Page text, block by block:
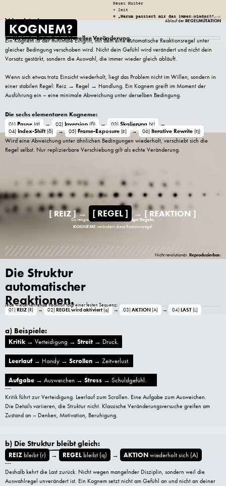
Neues Muster
+ Zeit
= „Warum passiert mir das immer wieder?“
Ablauf derREGELMUTATION
→ Anwendungsbeispiel
Was ist ein
KOGNEM?
►Kleinste Einheit struktureller Veränderung.
Ein Kognem ist der minimale Eingriff, mit dem eine automatische Reaktionsregel unter
gleicher Bedingung verschoben wird. Nicht dein Gefühl wird verändert und nicht dein
Vorsatz gestärkt, sondern die Auswahl, die immer wieder gleich abläuft.
Wenn sich etwas trotz Einsicht wiederholt, liegt das Problem nicht im Willen, sondern in
einer stabilen Regel: Reiz → Regel → Handlung. Ein Kognem greift im Moment der
Ausführung ein – eine minimale Abweichung unter derselben Bedingung.
Die sechs elementaren Kogneme:
01) Pause (α) → 02) Inversion (β) → 03) Skalierung (γ) →
04) Index-Shift(δ) → 05) Frame-Exposure (ε) → 06) Iterative Rewrite (η)
Wird eine Abweichung unter ähnlichen Bedingungen wiederholt, verschiebt sich die
Regel selbst. Nur replizierbare Verschiebung gilt als echte Veränderung.
[ REIZ ]→ [ REGEL ] → [ REAKTION ]
Du reagierst nicht auf Reize.
Du folgst Regeln.
KOGNEME verändern diese Reaktionsregel.
Nicht revolutionär. Reproduzierbar.
Die Struktur
automatischer
Reaktionen.
Jede wiederkehrende Reaktion folgt einer festen Sequenz:
01)REIZ(R) → 02)REGEL wird aktiviert(q) → 03)AKTION(A) → 04)LAST(L)
a) Beispiele:
Kritik → Verteidigung → Streit → Druck.
Leerlauf→ Handy → Scrollen → Zeitverlust.
Aufgabe → Ausweichen → Stress → Schuldgefühl.
---
Kritik führt zur Verteidigung. Leerlauf zum Scrollen. Eine Aufgabe zum Ausweichen.
Die Details variieren, die Struktur nicht. Klassische Veränderungsversuche greifen am
Zustand an – Denken, Motivation, Beruhigung.
b) Die Struktur bleibt gleich:
REIZ bleibt (r) → REGEL bleibt (q) → AKTION wiederholt sich (A)
---
Deshalb kehrt die Last zurück. Nicht wegen mangelnder Disziplin, sondern weil die
Auswahlregel unverändert ist. Ein Kognem setzt nicht am Gefühl an und nicht an deiner